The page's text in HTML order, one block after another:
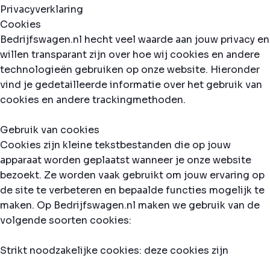
Privacyverklaring
Cookies
Bedrijfswagen.nl hecht veel waarde aan jouw privacy en
willen transparant zijn over hoe wij cookies en andere
technologieën gebruiken op onze website. Hieronder
vind je gedetailleerde informatie over het gebruik van
cookies en andere trackingmethoden.
Gebruik van cookies
Cookies zijn kleine tekstbestanden die op jouw
apparaat worden geplaatst wanneer je onze website
bezoekt. Ze worden vaak gebruikt om jouw ervaring op
de site te verbeteren en bepaalde functies mogelijk te
maken. Op Bedrijfswagen.nl maken we gebruik van de
volgende soorten cookies:
Strikt noodzakelijke cookies: deze cookies zijn